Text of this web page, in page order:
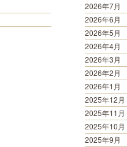
ツ
と
2026年7月
2026年6月
2026年5月
2026年4月
2026年3月
2026年2月
2026年1月
2025年12月
2025年11月
2025年10月
2025年9月